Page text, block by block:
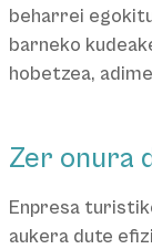
beharrei
barneko
hobetzea,
Zer onura
Enpresa
aukera dute